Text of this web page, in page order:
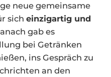
neue gemeinsame
sich einzigartig und
gab es
bei Getränken
ins Gespräch zu
an den